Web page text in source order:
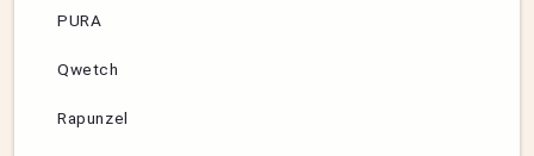
PURA
Qwetch
Rapunzel